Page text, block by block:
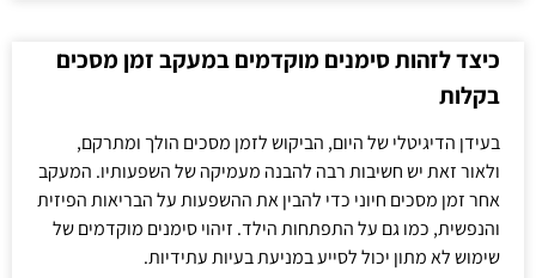
כיצד לזהות סימנים מוקדמים במעקב זמן מסכים
בקלות
בעידן הדיגיטלי של היום, הביקוש לזמן מסכים הולך ומתרקם,
ולאור זאת יש חשיבות רבה להבנה מעמיקה של השפעותיו. המעקב
אחר זמן מסכים חיוני כדי להבין את ההשפעות על הבריאות הפיזית
והנפשית, כמו גם על התפתחות הילד. זיהוי סימנים מוקדמים של
שימוש לא מתון יכול לסייע במניעת בעיות עתידיות.